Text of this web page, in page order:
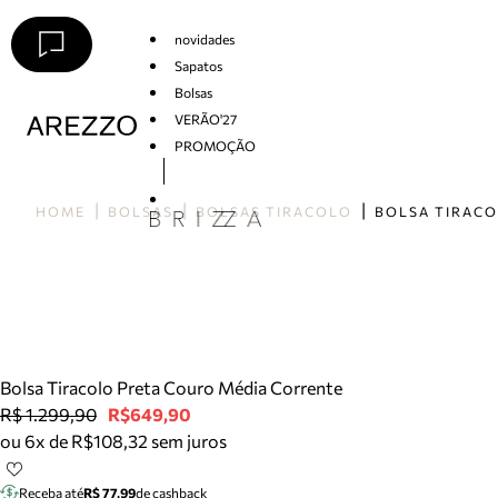
novidades
Sapatos
Bolsas
VERÃO'27
PROMOÇÃO
HOME BOLSAS BOLSAS TIRACOLO
Bolsa Tiracolo Preta Couro Média Corrente
R$ 1.299,90 R$649,90
ou 6x de R$108,32 sem juros
Receba atéR$ 77,99de cashback